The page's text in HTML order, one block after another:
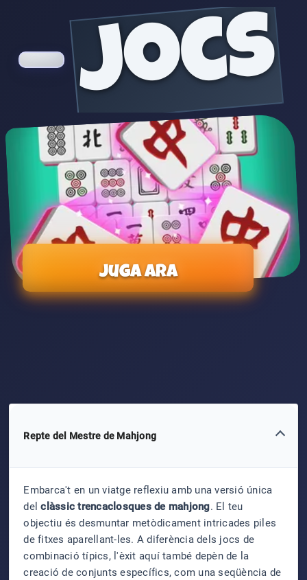
jocs
Juga ara
Repte del Mestre de Mahjong
Embarca't en un viatge reflexiu amb una versió única
delclàssic trencaclosques de mahjong. El teu
objectiu és desmuntar metòdicament intricades piles
de fitxes aparellant-les. A diferència dels jocs de
combinació típics, l'èxit aquí també depèn de la
creació de conjunts específics, com una seqüència de